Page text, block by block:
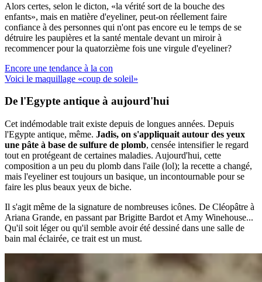
Alors certes, selon le dicton, «la vérité sort de la bouche des
enfants», mais en matière d'eyeliner, peut-on réellement faire
confiance à des personnes qui n'ont pas encore eu le temps de se
détruire les paupières et la santé mentale devant un miroir à
recommencer pour la quatorzième fois une virgule d'eyeliner?
Encore une tendance à la con
Voici le maquillage «coup de soleil»
De l'Egypte antique à aujourd'hui
Cet indémodable trait existe depuis de longues années. Depuis
l'Egypte antique, même. Jadis, on s'appliquait autour des yeux
une pâte à base de sulfure de plomb, censée intensifier le regard
tout en protégeant de certaines maladies. Aujourd'hui, cette
composition a un peu du plomb dans l'aile (lol); la recette a changé,
mais l'eyeliner est toujours un basique, un incontournable pour se
faire les plus beaux yeux de biche.
Il s'agit même de la signature de nombreuses icônes. De Cléopâtre à
Ariana Grande, en passant par Brigitte Bardot et Amy Winehouse...
Qu'il soit léger ou qu'il semble avoir été dessiné dans une salle de
bain mal éclairée, ce trait est un must.